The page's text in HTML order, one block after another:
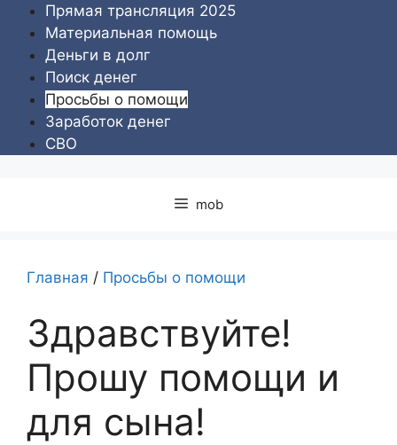
Перейти
содержимому
Прямая трансляция 2025
Материальная помощь
Деньги в долг
Поиск денег
Просьбы о помощи
Заработок денег
СВО
mob
Главная / Просьбы о помощи
Здравствуйте!
Прошу помощи и
для сына!